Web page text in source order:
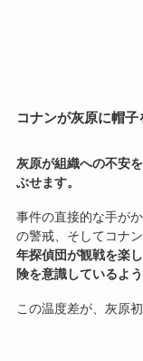
コナンが灰原に帽子
灰原が組織への不安
ぶせます。
事件の直接的な手が
の警戒、そしてコナ
年探偵団が観戦を楽
険を意識しているよ
この温度差が、灰原